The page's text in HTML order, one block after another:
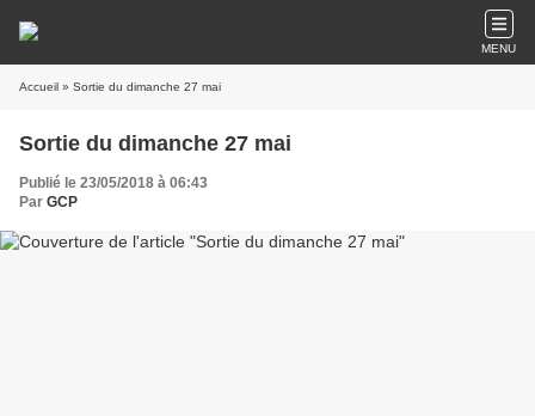
MENU
Accueil » Sortie du dimanche 27 mai
Sortie du dimanche 27 mai
Publié le 23/05/2018 à 06:43
Par GCP